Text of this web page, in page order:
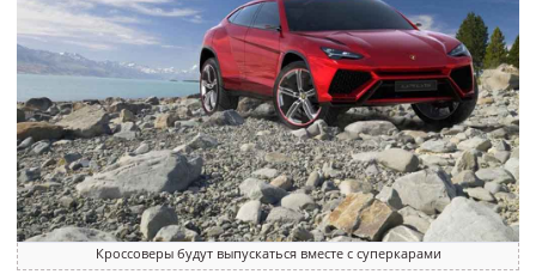
Кроссоверы будут выпускаться вместе с суперкарами